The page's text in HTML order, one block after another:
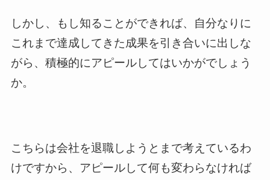
しかし、もし知ることができれば、自分なりに
これまで達成してきた成果を引き合いに出しな
がら、積極的にアピールしてはいかがでしょう
か。
こちらは会社を退職しようとまで考えているわ
けですから、アピールして何も変わらなければ